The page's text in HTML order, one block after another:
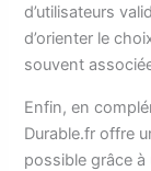
d’utilisateurs
d’orienter le
souvent
Enfin, en
Durable.fr offre
possible grâce